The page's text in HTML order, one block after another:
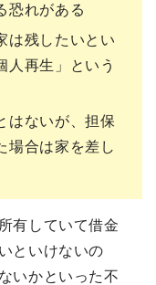
恐れがある
は残したいとい
人再生」という
はないが、担保
場合は家を差し
有していて借金
といけないの
いかといった不